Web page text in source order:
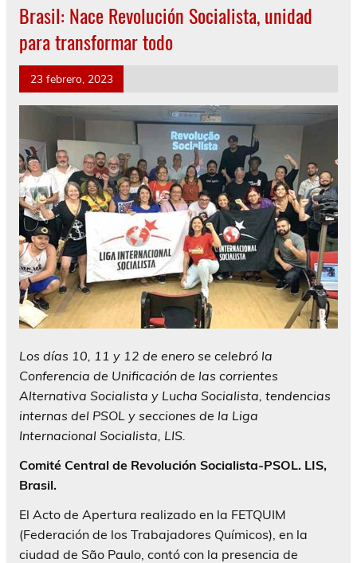
Brasil: Nace Revolución Socialista, unidad
para transformar todo
23 febrero, 2023
Los días 10, 11 y 12 de enero se celebró la
Conferencia de Unificación de las corrientes
Alternativa Socialista y Lucha Socialista, tendencias
internas del PSOL y secciones de la Liga
Internacional Socialista, LIS.
Comité Central de Revolución Socialista-PSOL. LIS,
Brasil.
El Acto de Apertura realizado en la FETQUIM
(Federación de los Trabajadores Químicos), en la
ciudad de São Paulo, contó con la presencia de